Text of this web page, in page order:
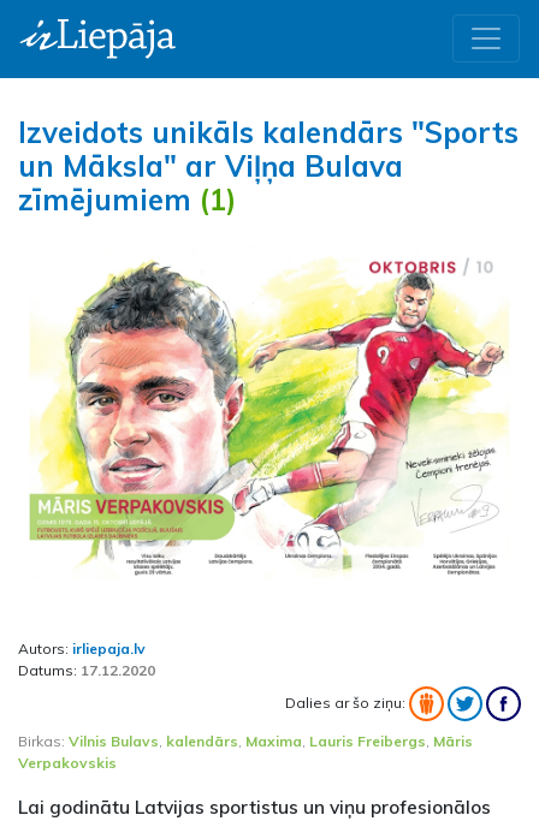
Izveidots unikāls kalendārs "Sports
un Māksla" ar Viļņa Bulava
zīmējumiem (1)
Autors: irliepaja.lv
Datums: 17.12.2020
Dalies ar šo ziņu:
Birkas: Vilnis Bulavs, kalendārs, Maxima, Lauris Freibergs, Māris
Verpakovskis
Lai godinātu Latvijas sportistus un viņu profesionālos